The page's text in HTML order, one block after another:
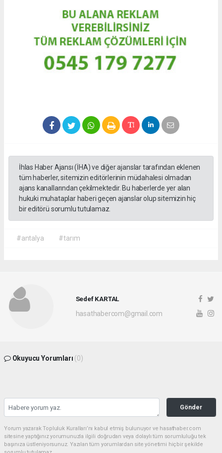
İhlas Haber Ajansı (İHA) ve diğer ajanslar tarafından eklenen
tüm haberler, sitemizin editörlerinin müdahalesi olmadan
ajans kanallarından çekilmektedir. Bu haberlerde yer alan
hukuki muhataplar haberi geçen ajanslar olup sitemizin hiç
bir editörü sorumlu tutulamaz.
#antalya #tarım
Sedef KARTAL
hasathabercom@gmail.com
Okuyucu Yorumları (0)
Gönder
Yorum yazarak Topluluk Kuralları’nı kabul etmiş bulunuyor ve hasathaber.com
sitesine yaptığınız yorumunuzla ilgili doğrudan veya dolaylı tüm sorumluluğu tek
başınıza üstleniyorsunuz. Yazılan tüm yorumlardan site yönetimi hiçbir şekilde